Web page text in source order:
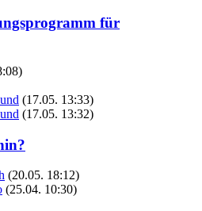
für
(17.05. 13:33)
(17.05. 13:32)
(20.05. 18:12)
(25.04. 10:30)